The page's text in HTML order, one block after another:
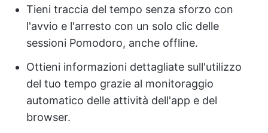
Tieni traccia del tempo senza sforzo con
l'avvio e l'arresto con un solo clic delle
sessioni Pomodoro, anche offline.
Ottieni informazioni dettagliate sull'utilizzo
del tuo tempo grazie al monitoraggio
automatico delle attività dell'app e del
browser.